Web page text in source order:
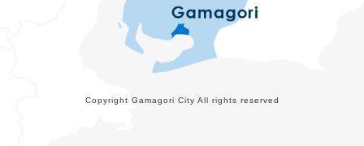
Copyright Gamagori City All rights reserved